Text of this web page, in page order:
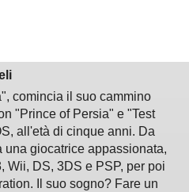
comincia il suo cammino
"Prince of Persia" e "Test
all'età di cinque anni. Da
una giocatrice appassionata,
Wii, DS, 3DS e PSP, per poi
Il suo sogno? Fare un